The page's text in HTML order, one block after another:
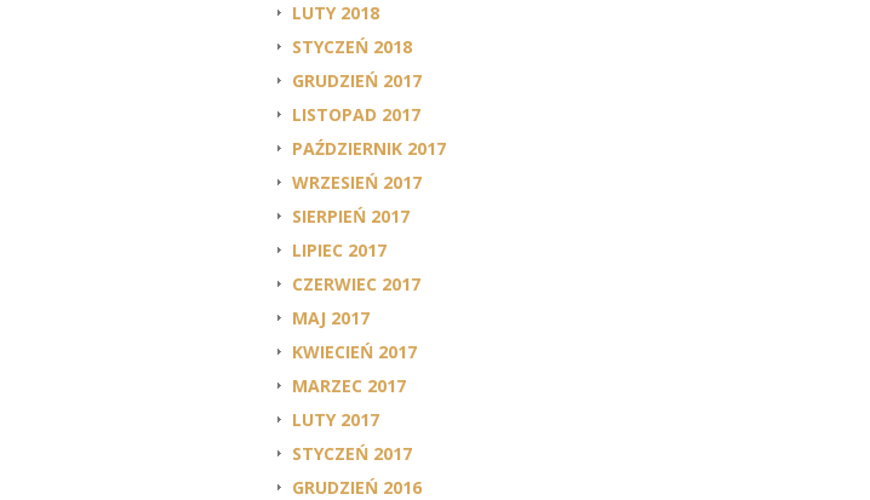
LUTY 2018
STYCZEŃ 2018
GRUDZIEŃ 2017
LISTOPAD 2017
PAŹDZIERNIK 2017
WRZESIEŃ 2017
SIERPIEŃ 2017
LIPIEC 2017
CZERWIEC 2017
MAJ 2017
KWIECIEŃ 2017
MARZEC 2017
LUTY 2017
STYCZEŃ 2017
GRUDZIEŃ 2016